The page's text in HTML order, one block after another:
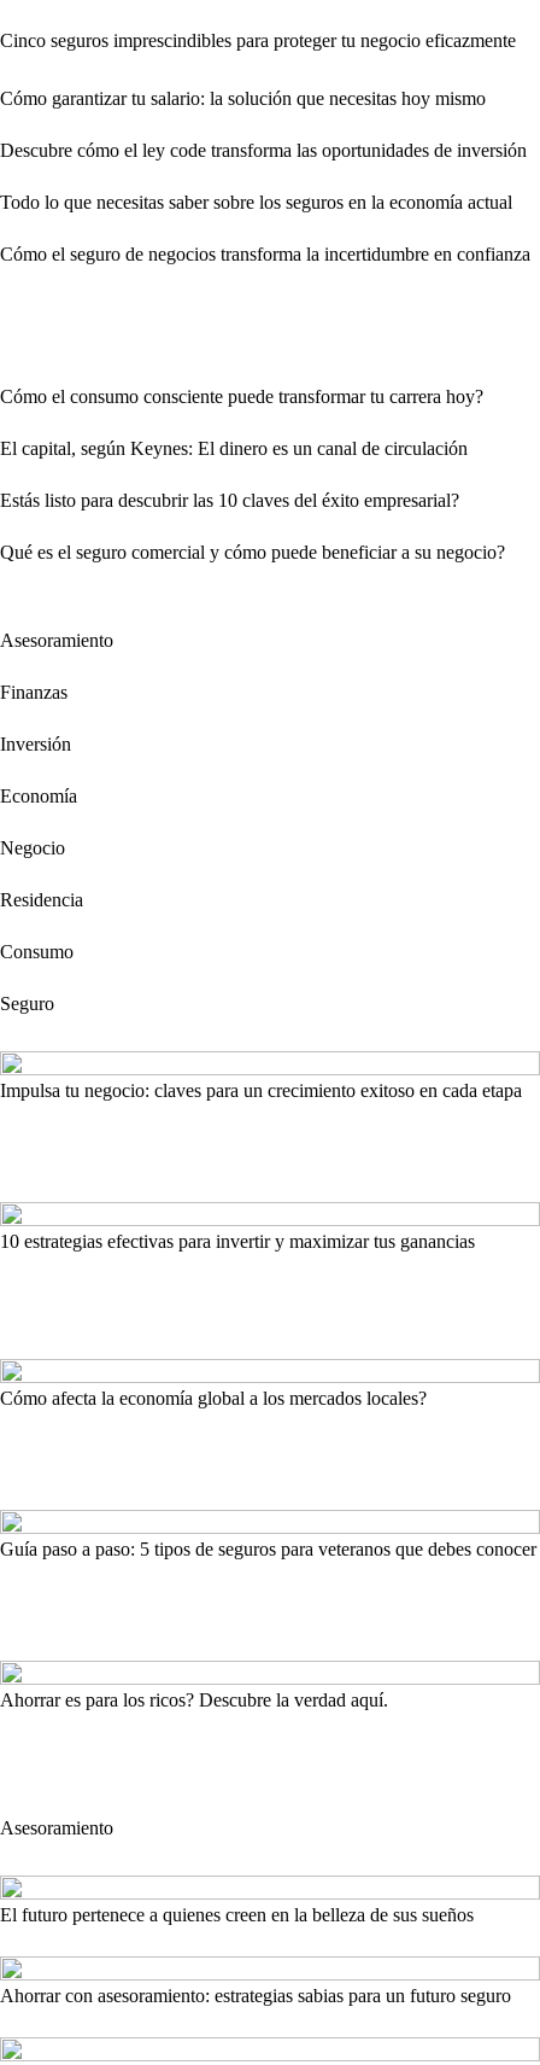
Cinco seguros imprescindibles para proteger tu negocio eficazmente
Cómo garantizar tu salario: la solución que necesitas hoy mismo
Descubre cómo el ley code transforma las oportunidades de inversión
Todo lo que necesitas saber sobre los seguros en la economía actual
Cómo el seguro de negocios transforma la incertidumbre en confianza
Cómo el consumo consciente puede transformar tu carrera hoy?
El capital, según Keynes: El dinero es un canal de circulación
Estás listo para descubrir las 10 claves del éxito empresarial?
Qué es el seguro comercial y cómo puede beneficiar a su negocio?
Asesoramiento
Finanzas
Inversión
Economía
Negocio
Residencia
Consumo
Seguro
Impulsa tu negocio: claves para un crecimiento exitoso en cada etapa
10 estrategias efectivas para invertir y maximizar tus ganancias
Cómo afecta la economía global a los mercados locales?
Guía paso a paso: 5 tipos de seguros para veteranos que debes conocer
Ahorrar es para los ricos? Descubre la verdad aquí.
Asesoramiento
El futuro pertenece a quienes creen en la belleza de sus sueños
Ahorrar con asesoramiento: estrategias sabias para un futuro seguro